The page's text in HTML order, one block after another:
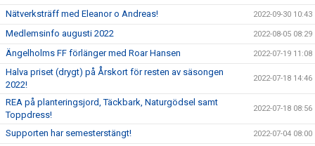
Nätverksträff med Eleanor o Andreas! 2022-09-30 10:43
Medlemsinfo augusti 2022 2022-08-05 08:29
Ängelholms FF förlänger med Roar Hansen 2022-07-19 11:08
Halva priset (drygt) på Årskort för resten av säsongen
2022!
2022-07-18 14:46
REA på planteringsjord, Täckbark, Naturgödsel samt
Toppdress!
2022-07-18 08:56
Supporten har semesterstängt! 2022-07-04 08:00